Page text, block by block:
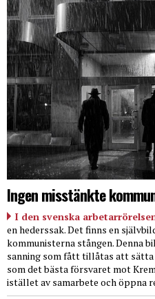
Ingen misstänkte
I den svenska
en hederssak. Det finns en
kommunisterna stången. Denna
sanning som fått tillåtas att
som det bästa försvaret mot
istället av samarbete och öppna